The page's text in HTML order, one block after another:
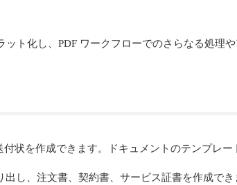
ット化し、PDF ワークフローでのさらなる処理
状を作成できます。ドキュメントのテンプレー
し、注文書、契約書、サービス証書を作成でき